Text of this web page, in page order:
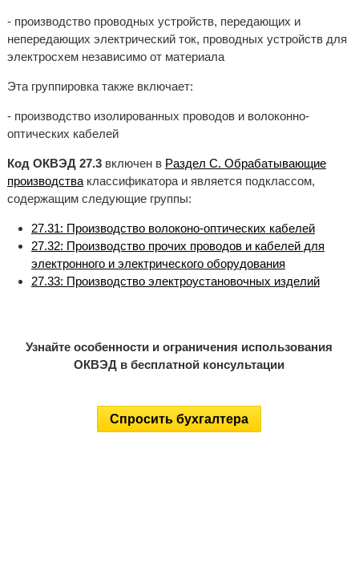
- производство проводных устройств, передающих и
непередающих электрический ток, проводных устройств для
электросхем независимо от материала
Эта группировка также включает:
- производство изолированных проводов и волоконно-
оптических кабелей
Код ОКВЭД 27.3включен в Раздел C. Обрабатывающие
производстваклассификатора и является подклассом,
содержащим следующие группы:
27.31: Производство волоконо-оптических кабелей
27.32: Производство прочих проводов и кабелей для
электронного и электрического оборудования
27.33: Производство электроустановочных изделий
Узнайте особенности и ограничения использования
ОКВЭД в бесплатной консультации
Спросить бухгалтера